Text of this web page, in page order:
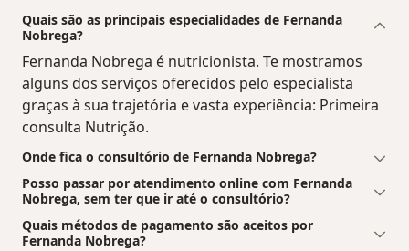
Quais são as principais especialidades de Fernanda
Nobrega?
Fernanda Nobrega é nutricionista. Te mostramos
alguns dos serviços oferecidos pelo especialista
graças à sua trajetória e vasta experiência: Primeira
consulta Nutrição.
Onde fica o consultório de Fernanda Nobrega?
Posso passar por atendimento online com Fernanda
Nobrega, sem ter que ir até o consultório?
Quais métodos de pagamento são aceitos por
Fernanda Nobrega?